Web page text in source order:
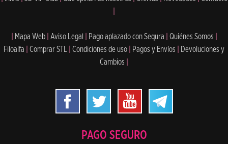
Mapa Web Aviso Legal Pago aplazado con Sequra Quiénes Somos
Filoalfa
Comprar STL Condiciones de uso Pagos y Envíos
Devoluciones y
Cambios
PAGO SEGURO